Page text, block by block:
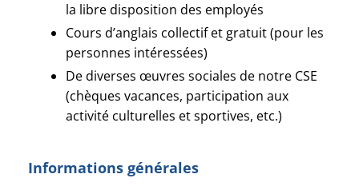
la libre disposition des employés
Cours d’anglais collectif et gratuit (pour les
personnes intéressées)
De diverses œuvres sociales de notre CSE
(chèques vacances, participation aux
activité culturelles et sportives, etc.)
Informations générales